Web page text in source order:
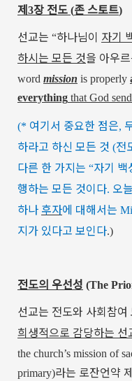
제3장 전도 (존스토트)
선교는 “하나님이 자기
하시는 모든 것을 아우
word mission is properly
everything that God
(* 여기서 중요한 점은,
하라고 하신 모든 것 (전
다른 한 가지는 “자기 백
행하는 모든 것이다. 오
하나 후자에 대해서는
지가 있다고 보인다.)
전도의 우선성 (The
선교는 전도와 사회참여
희생적으로 감당하는 선
the church’s mission of
primary)라는 로잔언약 제